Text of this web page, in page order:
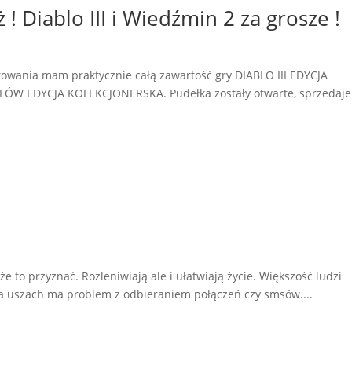
Diablo III i Wiedźmin 2 za grosze !
mam praktycznie całą zawartość gry DIABLO III EDYCJA
EDYCJA KOLEKCJONERSKA. Pudełka zostały otwarte, sprzedaje
to przyznać. Rozleniwiają ale i ułatwiają życie. Większość ludzi
ma problem z odbieraniem połączeń czy smsów....